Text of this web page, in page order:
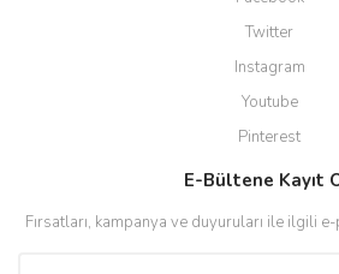
Twitter
Instagram
Youtube
Pinterest
E-Bültene Kayıt
Fırsatları, kampanya ve duyuruları ile ilgili